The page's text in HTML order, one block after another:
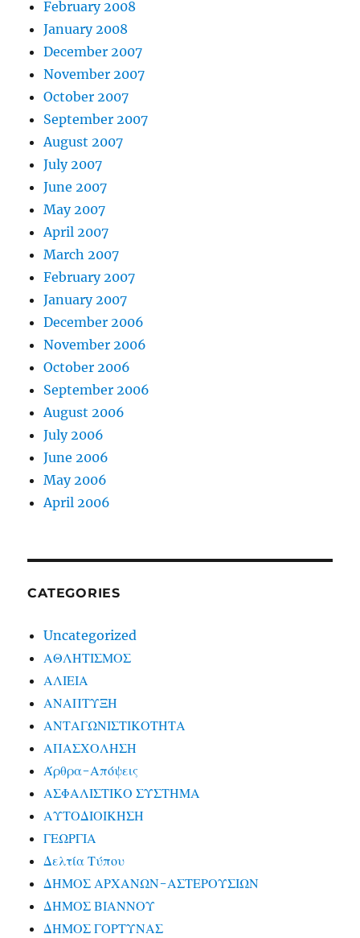
February 2008
January 2008
December 2007
November 2007
October 2007
September 2007
August 2007
July 2007
June 2007
May 2007
April 2007
March 2007
February 2007
January 2007
December 2006
November 2006
October 2006
September 2006
August 2006
July 2006
June 2006
May 2006
April 2006
CATEGORIES
Uncategorized
ΑΘΛΗΤΙΣΜΟΣ
ΑΛΙΕΙΑ
ΑΝΑΠΤΥΞΗ
ΑΝΤΑΓΩΝΙΣΤΙΚΟΤΗΤΑ
ΑΠΑΣΧΟΛΗΣΗ
Άρθρα-Απόψεις
ΑΣΦΑΛΙΣΤΙΚΟ ΣΥΣΤΗΜΑ
ΑΥΤΟΔΙΟΙΚΗΣΗ
ΓΕΩΡΓΙΑ
Δελτία Τύπου
ΔΗΜΟΣ ΑΡΧΑΝΩΝ-ΑΣΤΕΡΟΥΣΙΩΝ
ΔΗΜΟΣ ΒΙΑΝΝΟΥ
ΔΗΜΟΣ ΓΟΡΤΥΝΑΣ